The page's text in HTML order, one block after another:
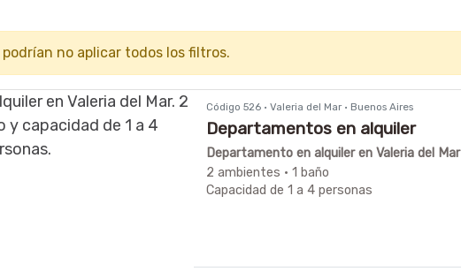
podrían no aplicar todos los filtros.
Código 526 · Valeria del Mar · Buenos Aires
Departamentos en alquiler
Departamento en alquiler en Valeria del Mar
2 ambientes · 1 baño
Capacidad de 1 a 4 personas